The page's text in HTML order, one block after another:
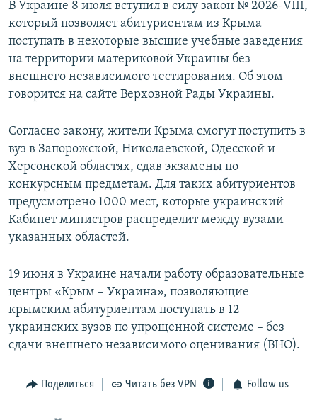
В Украине 8 июля вступил в силу закон № 2026-VIII,
который позволяет абитуриентам из Крыма
поступать в некоторые высшие учебные заведения
на территории материковой Украины без
внешнего независимого тестирования. Об этом
говорится на сайте Верховной Рады Украины.
Согласно закону, жители Крыма смогут поступить в
вуз в Запорожской, Николаевской, Одесской и
Херсонской областях, сдав экзамены по
конкурсным предметам. Для таких абитуриентов
предусмотрено 1000 мест, которые украинский
Кабинет министров распределит между вузами
указанных областей.
19 июня в Украине начали работу образовательные
центры «Крым – Украина», позволяющие
крымским абитуриентам поступать в 12
украинских вузов по упрощенной системе – без
сдачи внешнего независимого оценивания (ВНО).
Поделиться Читать без VPN Follow us